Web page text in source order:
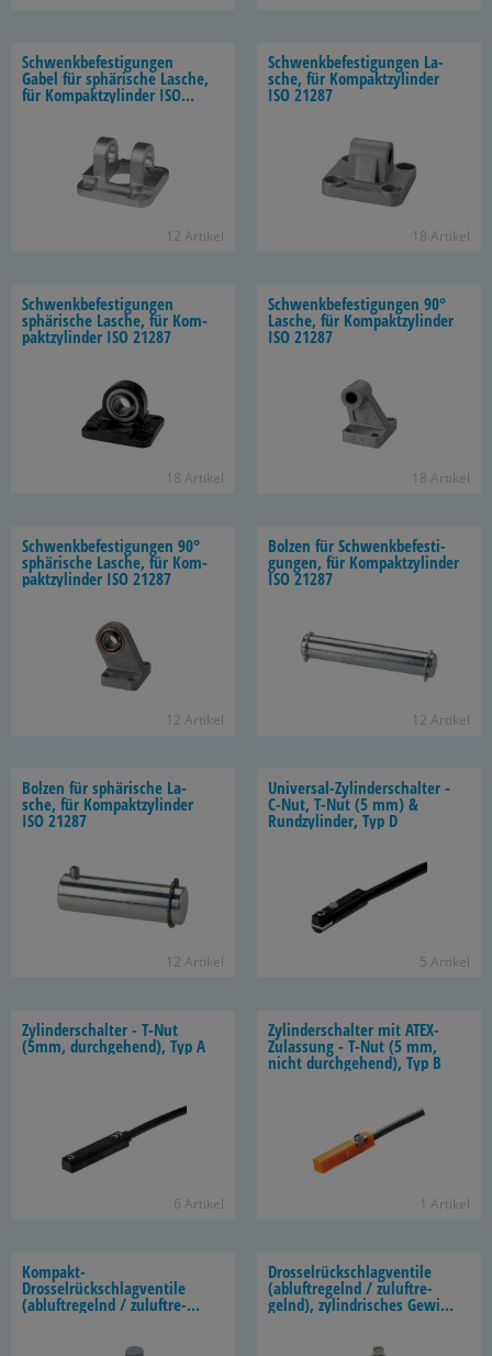
Schwenk­be­fes­ti­gun­gen
Gabel für sphä­ri­sche La­sche,
für Kom­pakt­zy­lin­der ISO
12 Ar­ti­kel
Schwenk­be­fes­ti­gun­gen La­
sche, für Kom­pakt­zy­lin­der
ISO 21287
18 Ar­ti­kel
Schwenk­be­fes­ti­gun­gen
sphä­ri­sche La­sche, für Kom­
pakt­zy­lin­der ISO 21287
18 Ar­ti­kel
Schwenk­be­fes­ti­gun­gen 90°
La­sche, für Kom­pakt­zy­lin­der
ISO 21287
18 Ar­ti­kel
Schwenk­be­fes­ti­gun­gen 90°
sphä­ri­sche La­sche, für Kom­
pakt­zy­lin­der ISO 21287
12 Ar­ti­kel
Bol­zen für Schwenk­be­fes­ti­
gun­gen, für Kom­pakt­zy­lin­der
ISO 21287
12 Ar­ti­kel
Bol­zen für sphä­ri­sche La­
sche, für Kom­pakt­zy­lin­der
ISO 21287
12 Ar­ti­kel
Universal-​Zylinderschalter -
C-Nut, T-Nut (5 mm) &
Rund­zy­lin­der, Typ D
5 Ar­ti­kel
Zy­lin­der­schal­ter - T-Nut
(5mm, durch­ge­hend), Typ A
6 Ar­ti­kel
Zy­lin­der­schal­ter mit ATEX-​
Zulassung - T-Nut (5 mm,
nicht durch­ge­hend), Typ B
1 Ar­ti­kel
Kompakt-​
Drosselrückschlagventile
(ab­luft­re­gelnd / zu­luft­re­
Dros­sel­rück­schlag­ven­ti­le
(ab­luft­re­gelnd / zu­luft­re­
gelnd), zy­lin­dri­sches Ge­win­